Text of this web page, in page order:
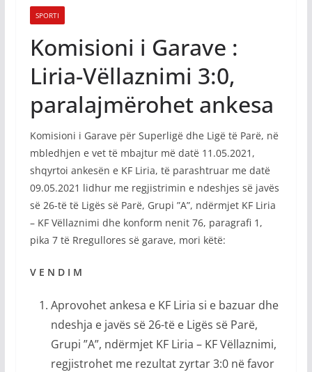
SPORTI
Komisioni i Garave :
Liria-Vëllaznimi 3:0,
paralajmërohet ankesa
Komisioni i Garave për Superligë dhe Ligë të Parë, në
mbledhjen e vet të mbajtur më datë 11.05.2021,
shqyrtoi ankesën e KF Liria, të parashtruar me datë
09.05.2021 lidhur me regjistrimin e ndeshjes së javës
së 26-të të Ligës së Parë, Grupi ”A”, ndërmjet KF Liria
– KF Vëllaznimi dhe konform nenit 76, paragrafi 1,
pika 7 të Rregullores së garave, mori këtë:
V E N D I M
Aprovohet ankesa e KF Liria si e bazuar dhe
ndeshja e javës së 26-të e Ligës së Parë,
Grupi ”A”, ndërmjet KF Liria – KF Vëllaznimi,
regjistrohet me rezultat zyrtar 3:0 në favor